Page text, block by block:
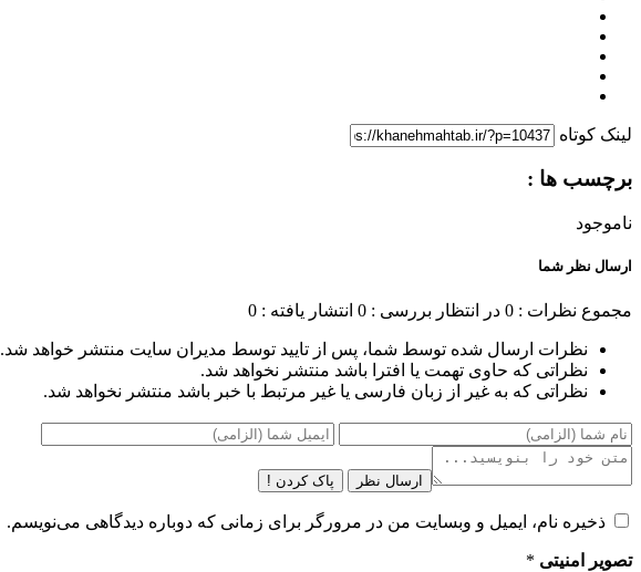
لینک کوتاه
برچسب ها :
ناموجود
ارسال نظر شما
مجموع نظرات : 0 در انتظار بررسی : 0 انتشار یافته : 0
نظرات ارسال شده توسط شما، پس از تایید توسط مدیران سایت منتشر خواهد شد.
نظراتی که حاوی تهمت یا افترا باشد منتشر نخواهد شد.
نظراتی که به غیر از زبان فارسی یا غیر مرتبط با خبر باشد منتشر نخواهد شد.
ارسال نظر پاک کردن !
ذخیره نام، ایمیل و وبسایت من در مرورگر برای زمانی که دوباره دیدگاهی می‌نویسم.
تصویر امنیتی *